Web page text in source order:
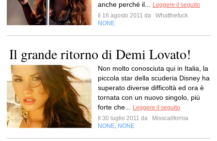
anche perché il...
Leggere il seguito
Il 16 agosto 2011 da
Whatthefuck
NONE
Il grande ritorno di Demi Lovato!
Non molto conosciuta qui in Italia, la
piccola star della scuderia Disney ha
superato diverse difficoltà ed ora è
tornata con un nuovo singolo, più
forte che...
Leggere il seguito
Il 30 luglio 2011 da
Misscalifornia
NONE NONE